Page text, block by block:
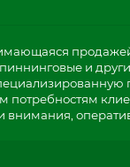
и
потребностям